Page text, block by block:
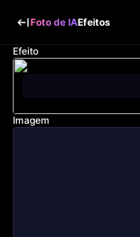
Foto de IAEfeitos
Efeito
Imagem